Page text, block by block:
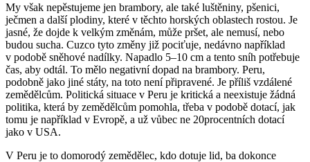
My však nepěstujeme jen brambory, ale také luštěniny, pšenici,
ječmen a další plodiny, které v těchto horských oblastech rostou. Je
jasné, že dojde k velkým změnám, může pršet, ale nemusí, nebo
budou sucha. Cuzco tyto změny již pociťuje, nedávno například
v podobě sněhové nadílky. Napadlo 5–10 cm a tento sníh potřebuje
čas, aby odtál. To mělo negativní dopad na brambory. Peru,
podobně jako jiné státy, na toto není připravené. Je příliš vzdálené
zemědělcům. Politická situace v Peru je kritická a neexistuje žádná
politika, která by zemědělcům pomohla, třeba v podobě dotací, jak
tomu je například v Evropě, a už vůbec ne 20procentních dotací
jako v USA.
V Peru je to domorodý zemědělec, kdo dotuje lid, ba dokonce